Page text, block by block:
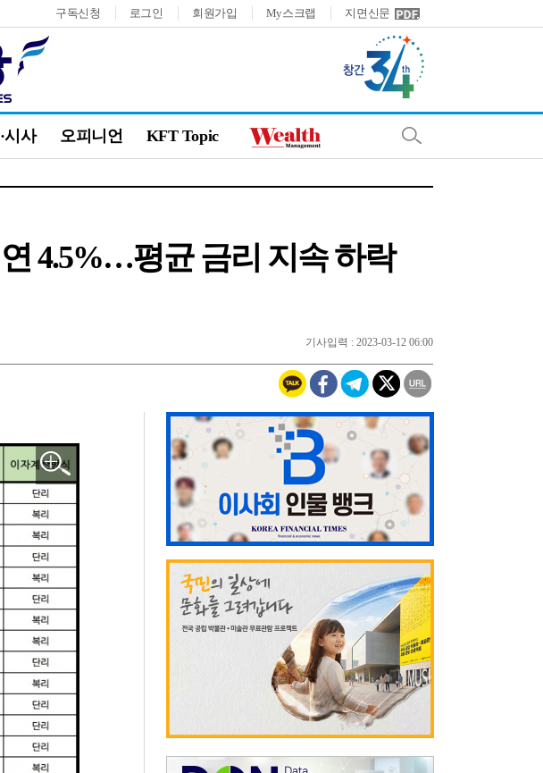
구독신청 로그인 회원가입 My스크랩 지면신문
시사 오피니언 KFT Topic
4.5%…평균 금리 지속 하락
기사입력 : 2023-03-12 06:00